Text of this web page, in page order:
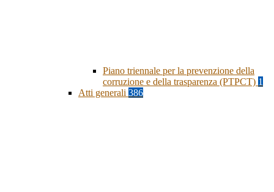
Piano triennale per la prevenzione della
corruzione e della trasparenza (PTPCT) 1
Atti generali 386